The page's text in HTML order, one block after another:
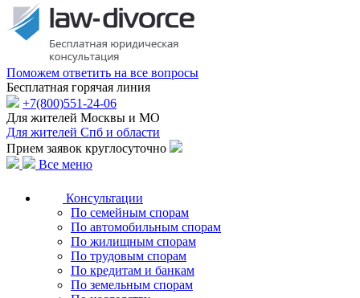
Поможем ответить на все вопросы
Бесплатная горячая линия
+7(800)551-24-06
Для жителей Москвы и МО
Для жителей Спб и области
Прием заявок круглосуточно
Все меню
Консультации
По семейным спорам
По автомобильным спорам
По жилищным спорам
По трудовым спорам
По кредитам и банкам
По земельным спорам